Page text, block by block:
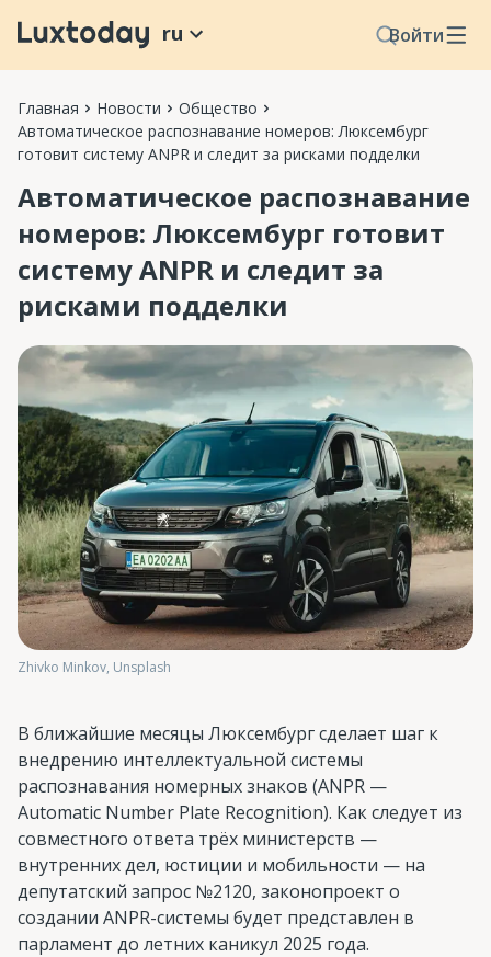
Войти
ru
Главная Новости
Общество
Автоматическое распознавание номеров: Люксембург
готовит систему ANPR и следит за рисками подделки
Автоматическое распознавание
номеров: Люксембург готовит
систему ANPR и следит за
рисками подделки
Zhivko Minkov, Unsplash
В ближайшие месяцы Люксембург сделает шаг к
внедрению интеллектуальной системы
распознавания номерных знаков (ANPR —
Automatic Number Plate Recognition). Как следует из
совместного ответа трёх министерств —
внутренних дел, юстиции и мобильности — на
депутатский запрос №2120, законопроект о
создании ANPR-системы будет представлен в
парламент до летних каникул 2025 года.